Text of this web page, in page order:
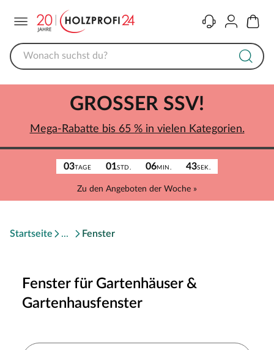
KontaktKonto
03TAGE 01STD. 06MIN. 43SEK.
Zu den Angeboten der Woche »
GROSSER SSV!
Mega-Rabatte bis 65 % in vielen Kategorien.
Startseite Fenster
Fenster für Gartenhäuser &
Gartenhausfenster